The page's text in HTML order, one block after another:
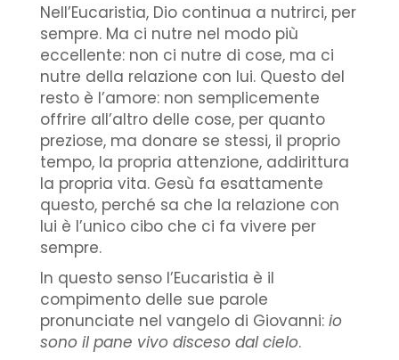
Nell’Eucaristia, Dio continua a nutrirci, per
sempre. Ma ci nutre nel modo più
eccellente: non ci nutre di cose, ma ci
nutre della relazione con lui. Questo del
resto è l’amore: non semplicemente
offrire all’altro delle cose, per quanto
preziose, ma donare se stessi, il proprio
tempo, la propria attenzione, addirittura
la propria vita. Gesù fa esattamente
questo, perché sa che la relazione con
lui è l’unico cibo che ci fa vivere per
sempre.
In questo senso l’Eucaristia è il
compimento delle sue parole
pronunciate nel vangelo di Giovanni: io
sono il pane vivo disceso dal cielo.